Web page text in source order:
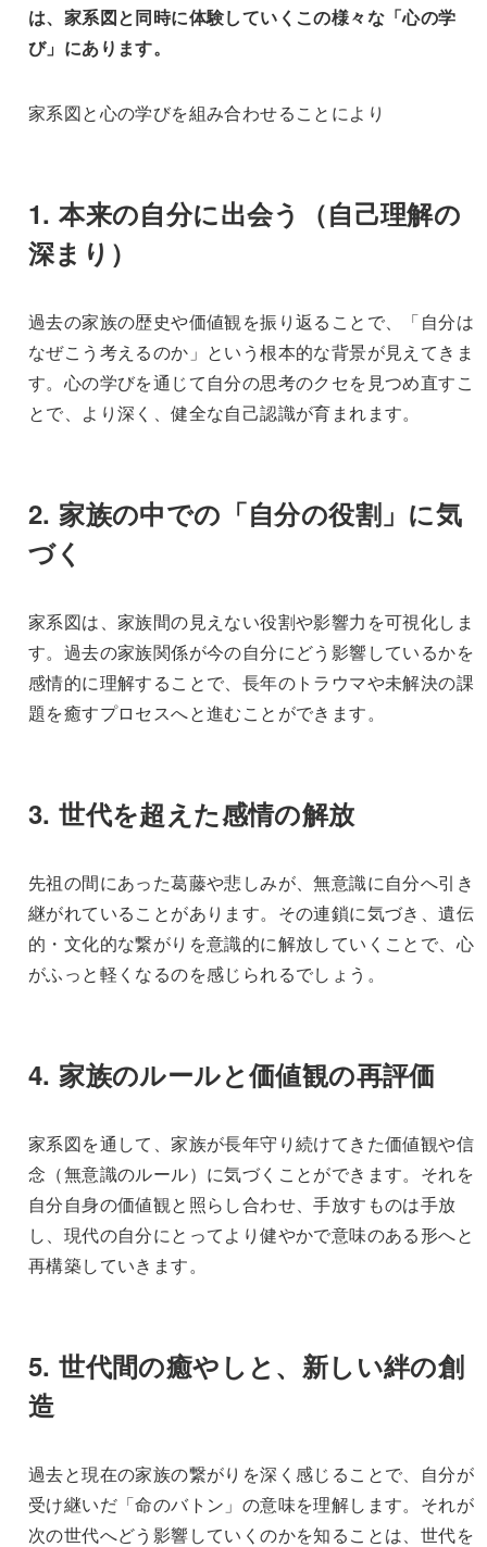
は、家系図と同時に体験していくこの様々な「心の学
び」にあります。
家系図と心の学びを組み合わせることにより
1.本来の自分に出会う（自己理解の
深まり）
過去の家族の歴史や価値観を振り返ることで、「自分は
なぜこう考えるのか」という根本的な背景が見えてきま
す。心の学びを通じて自分の思考のクセを見つめ直すこ
とで、より深く、健全な自己認識が育まれます。
2. 家族の中での「自分の役割」に気
づく
家系図は、家族間の見えない役割や影響力を可視化しま
す。過去の家族関係が今の自分にどう影響しているかを
感情的に理解することで、長年のトラウマや未解決の課
題を癒すプロセスへと進むことができます。
3.世代を超えた感情の解放
先祖の間にあった葛藤や悲しみが、無意識に自分へ引き
継がれていることがあります。その連鎖に気づき、遺伝
的・文化的な繋がりを意識的に解放していくことで、心
がふっと軽くなるのを感じられるでしょう。
4. 家族のルールと価値観の再評価
家系図を通して、家族が長年守り続けてきた価値観や信
念（無意識のルール）に気づくことができます。それを
自分自身の価値観と照らし合わせ、手放すものは手放
し、現代の自分にとってより健やかで意味のある形へと
再構築していきます。
5.世代間の癒やしと、新しい絆の創
造
過去と現在の家族の繋がりを深く感じることで、自分が
受け継いだ「命のバトン」の意味を理解します。それが
次の世代へどう影響していくのかを知ることは、世代を